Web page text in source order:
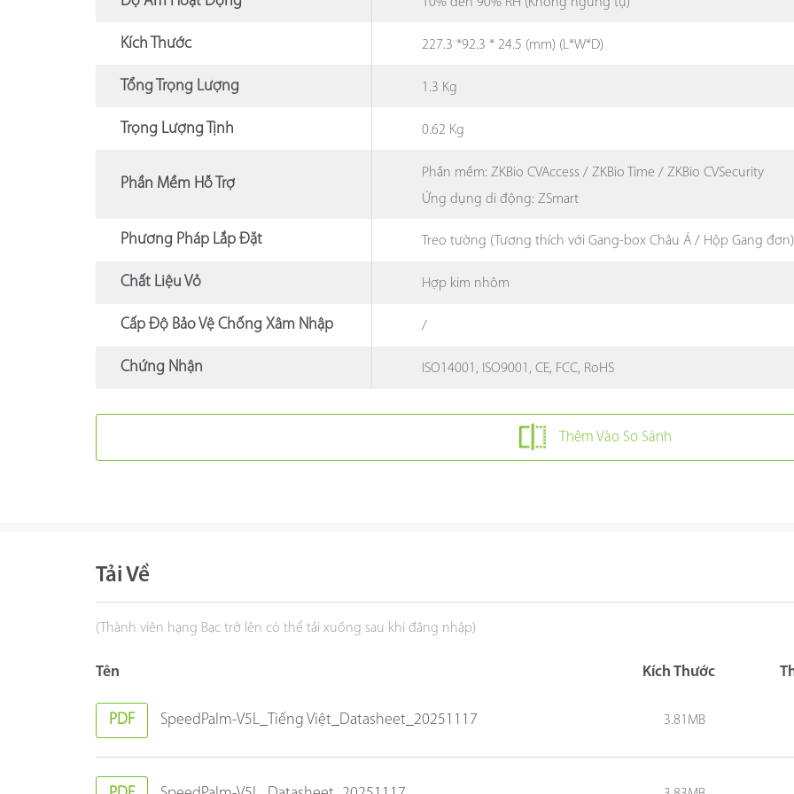
Kích Thước 227.3 *92.3 * 24.5 (mm) (L*W*D)
Tổng Trọng Lượng 1.3 Kg
Trọng Lượng Tịnh 0.62 Kg
Phần Mềm Hỗ Trợ
Phần mềm: ZKBio CVAccess / ZKBio Time / ZKBio CVSecurity
Ứng dụng di động: ZSmart
Phương Pháp Lắp Đặt Treo tường (Tương thích với Gang-box Châu Á / Hộp Gang đơn)
Chất Liệu Vỏ Hợp kim nhôm
Cấp Độ Bảo Vệ Chống Xâm Nhập /
Chứng Nhận ISO14001, ISO9001, CE, FCC, RoHS
Thêm Vào So Sánh
Tải Về
(Thành viên hạng Bạc trở lên có thể tải xuống sau khi đăng nhập)
Tên Kích Thước
PDF SpeedPalm-V5L_Tiếng Việt_Datasheet_20251117 3.81MB